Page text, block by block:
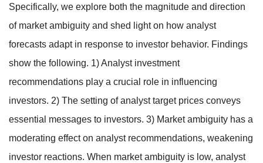
Specifically, we explore both the magnitude and direction
of market ambiguity and shed light on how analyst
forecasts adapt in response to investor behavior. Findings
show the following. 1) Analyst investment
recommendations play a crucial role in influencing
investors. 2) The setting of analyst target prices conveys
essential messages to investors. 3) Market ambiguity has a
moderating effect on analyst recommendations, weakening
investor reactions. When market ambiguity is low, analyst